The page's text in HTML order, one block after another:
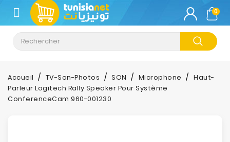
CATÉGORIE
Climatisation
Informatique
Téléphonie
0
Accueil TV-Son-Photos SON Microphone
Haut-
Parleur Logitech Rally Speaker Pour Système
ConferenceCam 960-001230